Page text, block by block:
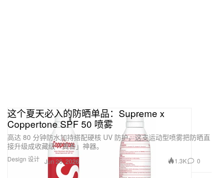
Design 设计
这个夏天必入的防晒单品：Supreme x
Coppertone SPF 50 喷雾
高达 80 分钟防水加持搭配硬核 UV 防护，这支运动型喷雾把防晒直
接升级成收藏级「真香」神器。
Jun 26, 2026 1.3K 0